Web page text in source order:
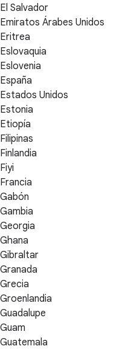
El Salvador
Emiratos Árabes Unidos
Eritrea
Eslovaquia
Eslovenia
España
Estados Unidos
Estonia
Etiopía
Filipinas
Finlandia
Fiyi
Francia
Gabón
Gambia
Georgia
Ghana
Gibraltar
Granada
Grecia
Groenlandia
Guadalupe
Guam
Guatemala